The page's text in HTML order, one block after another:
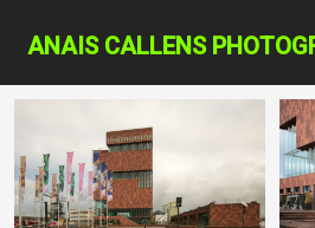
ANAIS CALLENS